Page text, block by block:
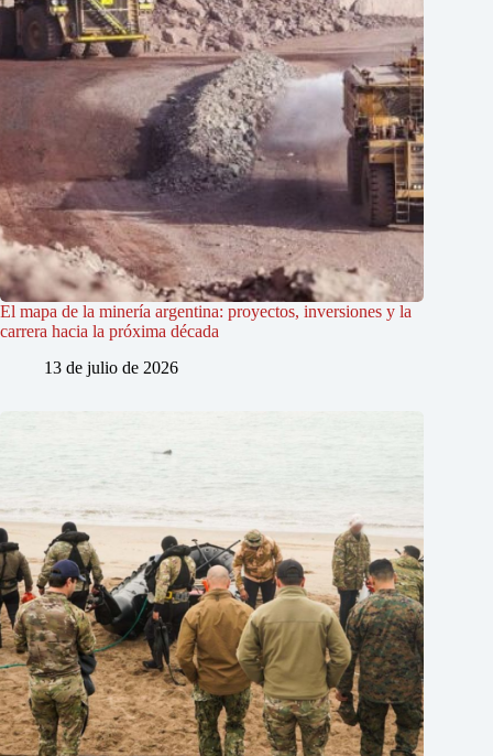
El mapa de la minería argentina: proyectos, inversiones y la
carrera hacia la próxima década
13 de julio de 2026